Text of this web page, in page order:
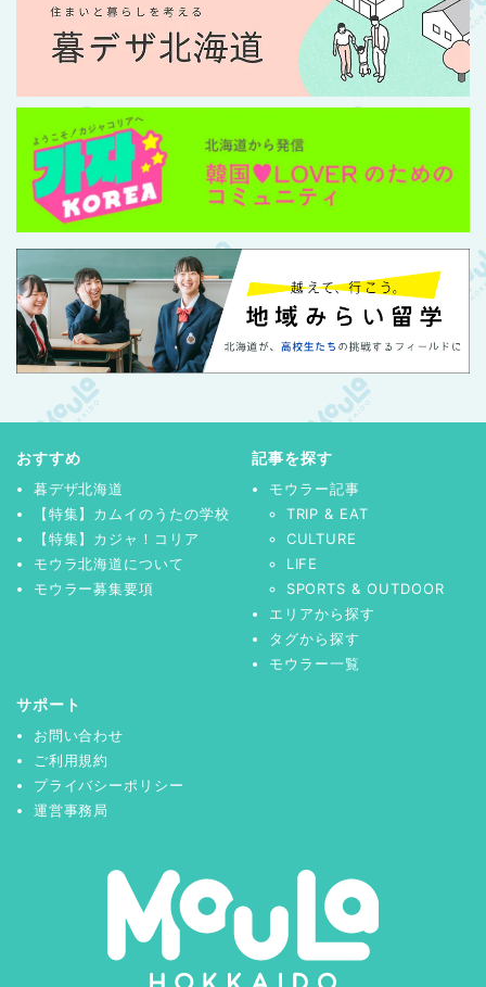
おすすめ
暮デザ北海道
【特集】カムイのうたの学校
【特集】カジャ！コリア
モウラ北海道について
モウラー募集要項
記事を探す
モウラー記事
TRIP & EAT
CULTURE
LIFE
SPORTS & OUTDOOR
エリアから探す
タグから探す
モウラー一覧
サポート
お問い合わせ
ご利用規約
プライバシーポリシー
運営事務局